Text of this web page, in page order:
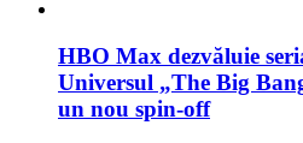
HBO Max dezvăluie
Universul „The Big
un nou spin-off